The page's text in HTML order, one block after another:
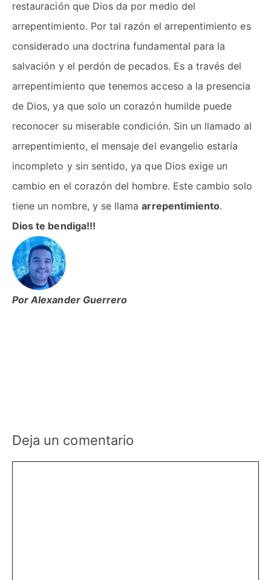
restauración que Dios da por medio del
arrepentimiento. Por tal razón el arrepentimiento es
considerado una doctrina fundamental para la
salvación y el perdón de pecados. Es a través del
arrepentimiento que tenemos acceso a la presencia
de Dios, ya que solo un corazón humilde puede
reconocer su miserable condición. Sin un llamado al
arrepentimiento, el mensaje del evangelio estaría
incompleto y sin sentido, ya que Dios exige un
cambio en el corazón del hombre. Este cambio solo
tiene un nombre, y se llamaarrepentimiento.
Dios te bendiga!!!
Por Alexander Guerrero
Deja un comentario